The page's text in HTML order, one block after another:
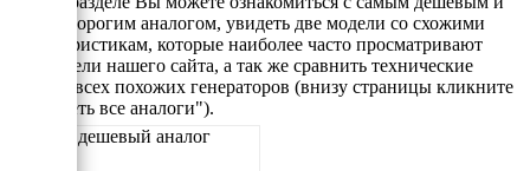
самым дорогим аналогом, увидеть две модели со схожими
характеристикам, которые наиболее часто просматривают
посетители нашего сайта, а так же сравнить технические
данные всех похожих генераторов (внизу страницы кликните
"Смотреть все аналоги").
Самый дешевый аналог